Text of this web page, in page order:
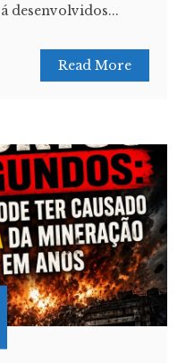
desenvolvidos...
Read More